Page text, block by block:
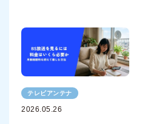
テレビアンテナ
2026.05.26